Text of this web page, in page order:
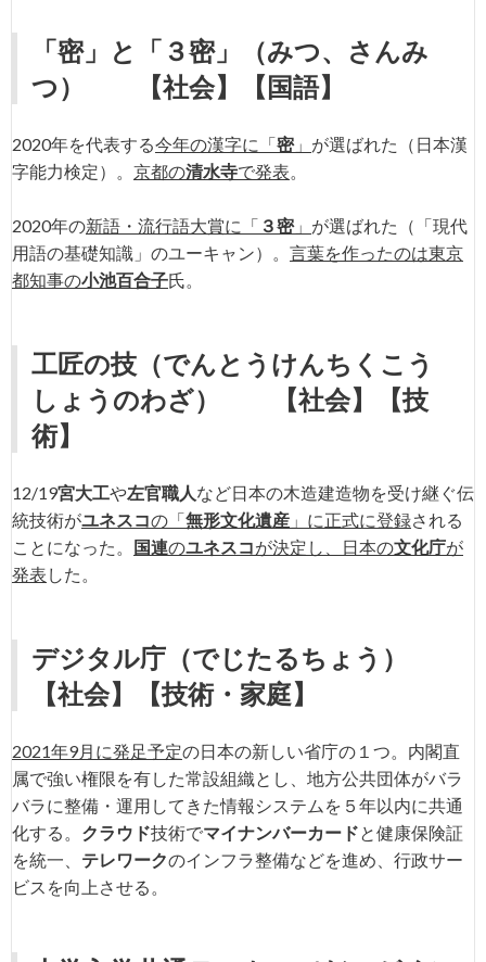
「密」 と 「 ３密」（みつ、さんみ
つ）
【社会】【国語】
2020年を代表する今年の漢字に「密」 が選ばれた（日本漢
字能力検定）。 京都の清水寺で発表
2020年の新語・流行語大賞に「 ３密」 が選ばれた（「現代
用語の基礎知識」のユーキャン）。 言葉を作ったのは東京
都知事の小池百合子氏。
工匠の技 （でんとうけんちくこう
しょうのわざ）
【社会】【技
術】
12/19宮大工や左官職人など日本の木造建造物を受け継ぐ伝
統技術がユネスコの「無形文化遺産 」に正式に登録される
ことになった。
国連のユネスコが決定し、日本の文化庁が
発表 した。
デジタル庁 （でじたるちょう）
【社会】【技術・家庭】
2021年9月に発足予定の日本の新しい省庁の１つ。内閣直
属で強い権限を有した常設組織とし、地方公共団体がバラ
バラに整備・運用してきた情報システムを５年以内に共通
化する。 クラウド技術でマイナンバーカードと健康保険証
を統一、 テレワークのインフラ整備などを進め、行政サー
ビスを向上させる。